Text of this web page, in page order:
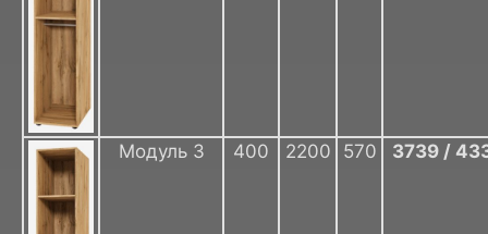
Модуль 3 400 2200 570 3739 /